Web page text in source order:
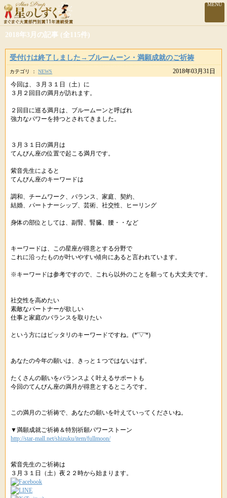
MENU
2018年3月の記事 (全115件)
受付けは終了しました→ブルームーン・満願成就のご祈祷
カテゴリ ：NEWS
2018年03月31日
今回は、３月３１日（土）に
３月２回目の満月が訪れます。
２回目に巡る満月は、ブルームーンと呼ばれ
強力なパワーを持つとされてきました。
３月３１日の満月は
てんびん座の位置で起こる満月です。
紫音先生によると
てんびん座のキーワードは
調和、チームワーク、バランス、家庭、契約、
結婚、パートナーシップ、芸術、社交性、ヒーリング
身体の部位としては、副腎、腎臓、腰・・など
キーワードは、この星座が得意とする分野で
これに沿ったものが叶いやすい傾向にあると言われています。
※キーワードは参考ですので、これら以外のことを願っても大丈夫です。
社交性を高めたい
素敵なパートナーが欲しい
仕事と家庭のバランスを取りたい
という方にはピッタリのキーワードですね。(*'▽'*)
あなたの今年の願いは、きっと１つではないはず。
たくさんの願いをバランスよく叶えるサポートも
今回のてんびん座の満月が得意とするところです。
この満月のご祈祷で、あなたの願いを叶えていってくださいね。
▼満願成就ご祈祷＆特別祈願パワーストーン
http://star-mall.net/shizuku/item/fullmoon/
紫音先生のご祈祷は
３月３１日（土）夜２２時から始まります。